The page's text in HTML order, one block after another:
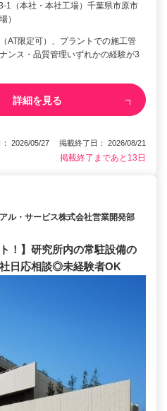
1（本社・本社工場）千葉県市原市
）
AT限定可）、プラントでの施工管
ンス・品質管理いずれかの経験が3
詳細を見る
： 2026/05/27 掲載終了日： 2026/08/21
掲載終了まであと13日
ル・サービス株式会社営業開発部
！】研究所内の常駐設備の
日応相談◎未経験者OK